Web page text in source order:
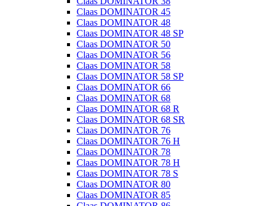
Claas DOMINATOR 45
Claas DOMINATOR 48
Claas DOMINATOR 48 SP
Claas DOMINATOR 50
Claas DOMINATOR 56
Claas DOMINATOR 58
Claas DOMINATOR 58 SP
Claas DOMINATOR 66
Claas DOMINATOR 68
Claas DOMINATOR 68 R
Claas DOMINATOR 68 SR
Claas DOMINATOR 76
Claas DOMINATOR 76 H
Claas DOMINATOR 78
Claas DOMINATOR 78 H
Claas DOMINATOR 78 S
Claas DOMINATOR 80
Claas DOMINATOR 85